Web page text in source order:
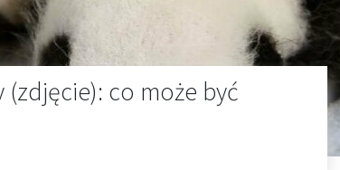
co może być